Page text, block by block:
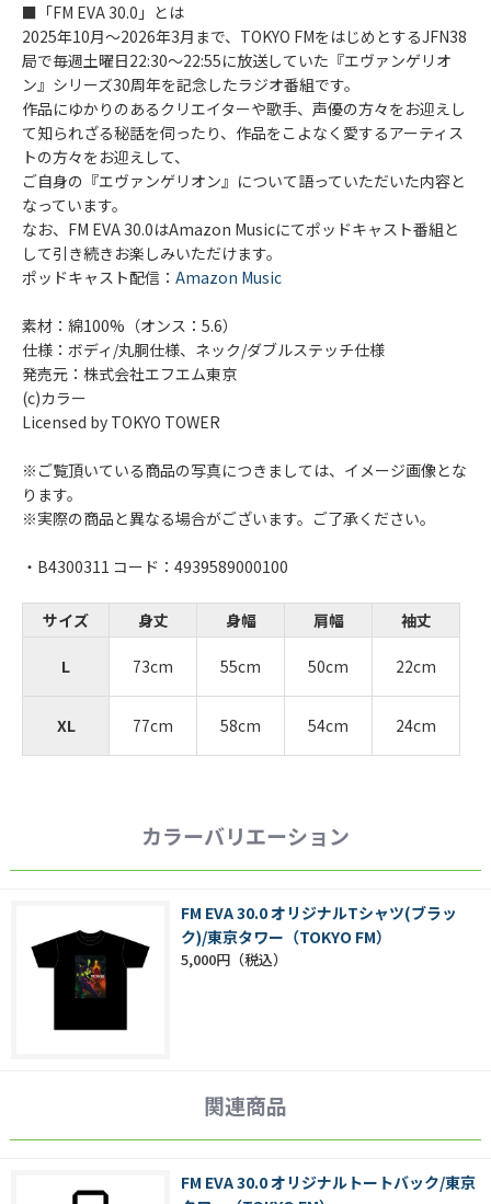
■「FM EVA 30.0」とは
2025年10月～2026年3月まで、TOKYO FMをはじめとするJFN38
局で毎週土曜日22:30～22:55に放送していた『エヴァンゲリオ
ン』シリーズ30周年を記念したラジオ番組です。
作品にゆかりのあるクリエイターや歌手、声優の方々をお迎えし
て知られざる秘話を伺ったり、作品をこよなく愛するアーティス
トの方々をお迎えして、
ご自身の『エヴァンゲリオン』について語っていただいた内容と
なっています。
なお、FM EVA 30.0はAmazon Musicにてポッドキャスト番組と
して引き続きお楽しみいただけます。
ポッドキャスト配信： Amazon Music
素材：綿100%（オンス：5.6）
仕様：ボディ/丸胴仕様、ネック/ダブルステッチ仕様
発売元：株式会社エフエム東京
(c)カラー
Licensed by TOKYO TOWER
※ご覧頂いている商品の写真につきましては、イメージ画像とな
ります。
※実際の商品と異なる場合がございます。ご了承ください。
・B4300311 コード：4939589000100
サイズ 身丈 身幅 肩幅 袖丈
L 73cm 55cm 50cm 22cm
XL 77cm 58cm 54cm 24cm
カラーバリエーション
FM EVA 30.0 オリジナルTシャツ(ブラッ
ク)/東京タワー（TOKYO FM）
5,000円
関連商品
FM EVA 30.0 オリジナルトートバック/東京